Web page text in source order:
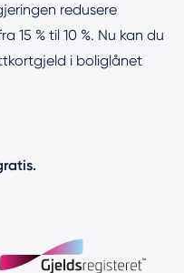
redusere
15 % til 10 %. Nu kan du
i boliglånet